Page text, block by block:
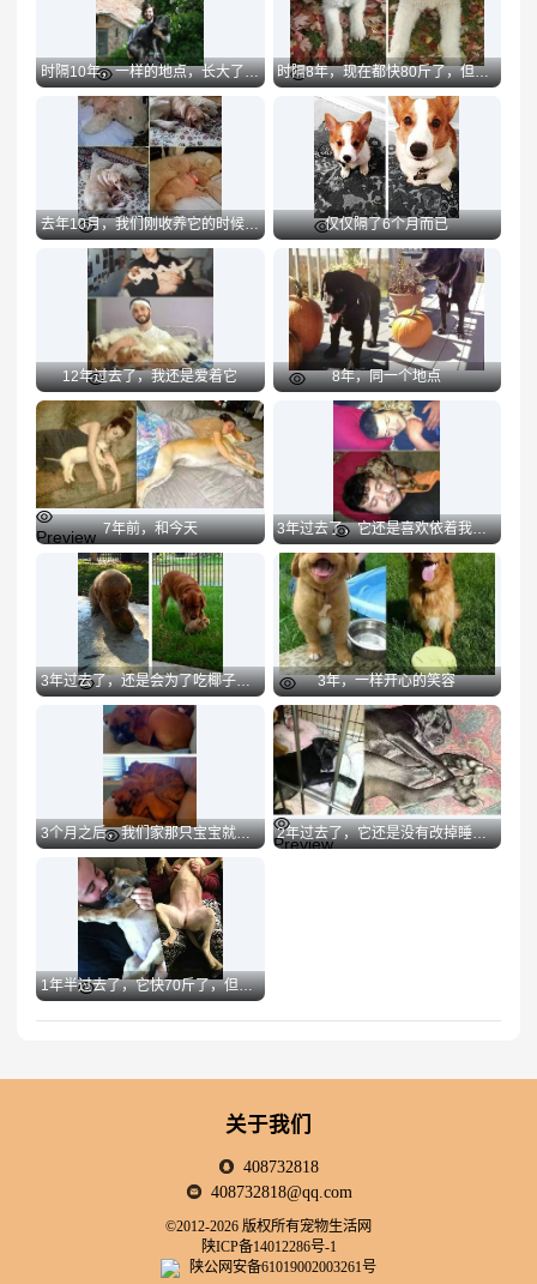
Preview
时隔10年，一样的地点，长大了的我们
Preview
时隔8年，现在都快80斤了，但内心依然觉得自己是个宝宝
Preview
去年10月，我们刚收养它的时候，它就喜欢抱着我的玩具熊睡觉，一年之后，它还是很喜欢
Preview
仅仅隔了6个月而已
Preview
12年过去了，我还是爱着它
Preview
8年，同一个地点
Preview 7年前，和今天
Preview
3年过去了，它还是喜欢依着我的头睡觉
Preview
3年过去了，还是会为了吃椰子花好几个小时
Preview
3年，一样开心的笑容
Preview
3个月之后，我们家那只宝宝就长大了，不过它俩依然会依偎在一起
Preview
2年过去了，它还是没有改掉睡觉伸舌头的毛病
1年半过去了，它快70斤了，但依然是我的小公举
关于我们
408732818
408732818@qq.com
©2012-2026 版权所有宠物生活网
陕ICP备14012286号-1
陕公网安备61019002003261号